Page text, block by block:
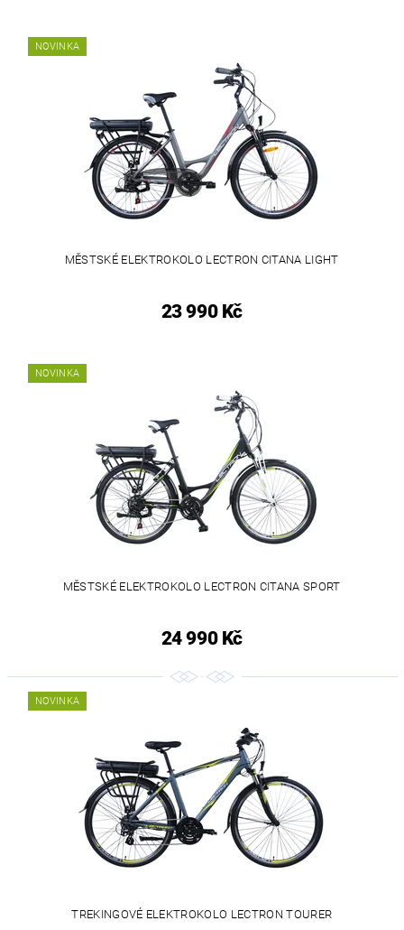
NOVINKA
MĚSTSKÉ ELEKTROKOLO LECTRON CITANA LIGHT
23 990 Kč
NOVINKA
MĚSTSKÉ ELEKTROKOLO LECTRON CITANA SPORT
24 990 Kč
NOVINKA
TREKINGOVÉ ELEKTROKOLO LECTRON TOURER